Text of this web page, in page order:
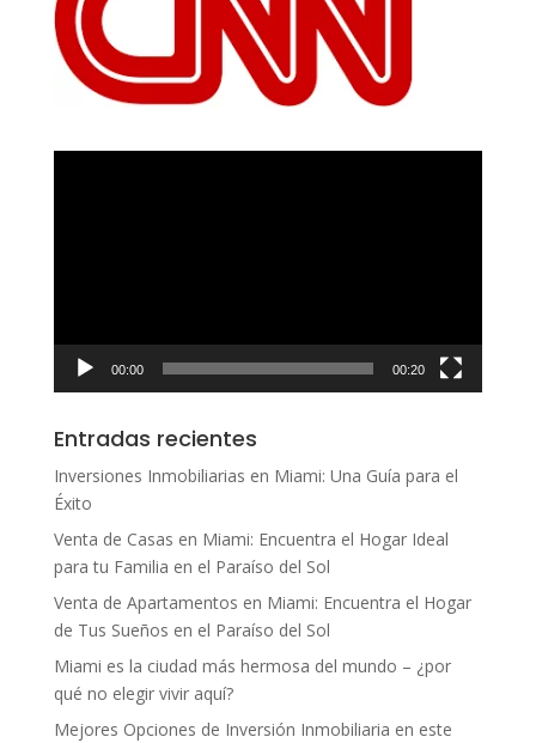
00:00 00:20
Entradas recientes
Inversiones Inmobiliarias en Miami: Una Guía para el
Éxito
Venta de Casas en Miami: Encuentra el Hogar Ideal
para tu Familia en el Paraíso del Sol
Venta de Apartamentos en Miami: Encuentra el Hogar
de Tus Sueños en el Paraíso del Sol
Miami es la ciudad más hermosa del mundo – ¿por
qué no elegir vivir aquí?
Mejores Opciones de Inversión Inmobiliaria en este